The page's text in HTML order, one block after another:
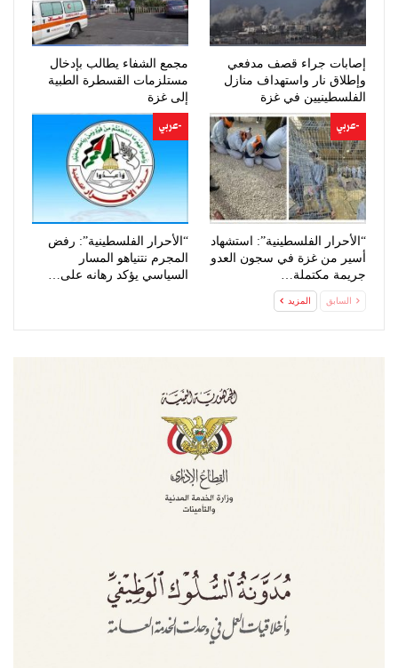
إصابات جراء قصف مدفعي
وإطلاق نار واستهداف منازل
الفلسطينيين في غزة
مجمع الشفاء يطالب بإدخال
مستلزمات القسطرة الطبية
إلى غزة
-عربي
“الأحرار الفلسطينية”: استشهاد
أسير من غزة في سجون العدو
جريمة مكتملة…
-عربي
“الأحرار الفلسطينية”: رفض
المجرم نتنياهو المسار
السياسي يؤكد رهانه على…
السابق المزيد